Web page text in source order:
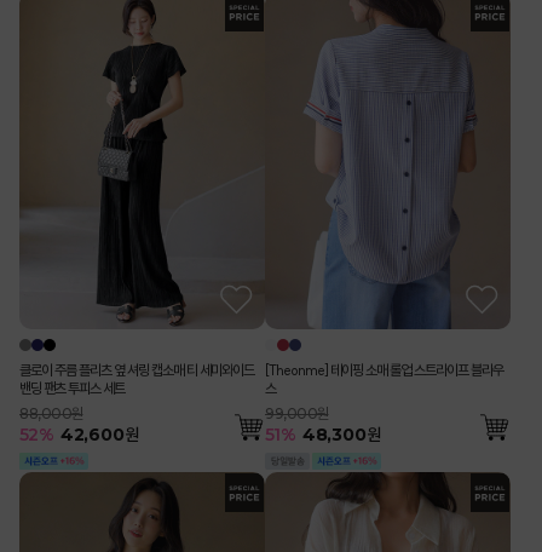
클로이 주름 플리츠 옆 셔링 캡소매 티 세미와이드
밴딩 팬츠 투피스 세트
88,000원
52% 42,600원
[Theonme] 테이핑 소매 롤업 스트라이프 블라우
스
99,000원
51% 48,300원